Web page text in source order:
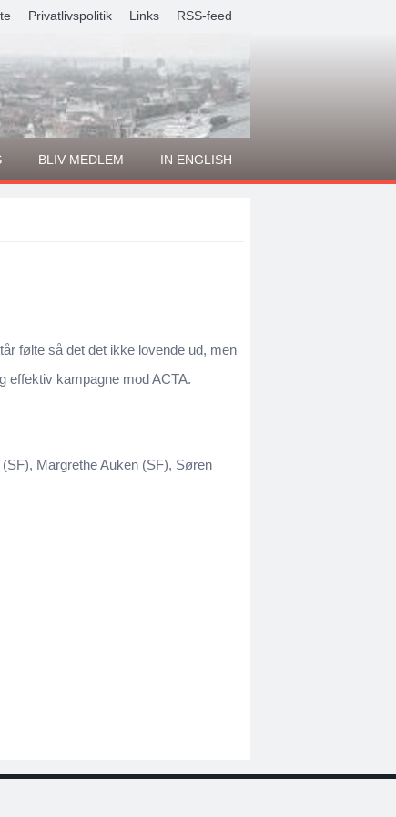
Privatlivspolitik Links RSS-feed
BLIV MEDLEM IN ENGLISH
følte så det det ikke lovende ud, men
effektiv kampagne mod ACTA.
Margrethe Auken (SF), Søren